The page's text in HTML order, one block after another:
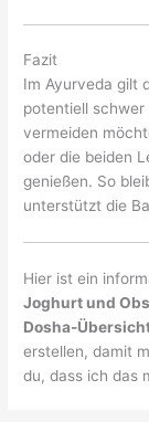
Fazit
Im Ayurveda gilt
potentiell schwer
vermeiden
oder die beiden
genießen. So
unterstützt die
Hier ist ein
Joghurt und
Dosha-
erstellen, damit
du, dass ich das